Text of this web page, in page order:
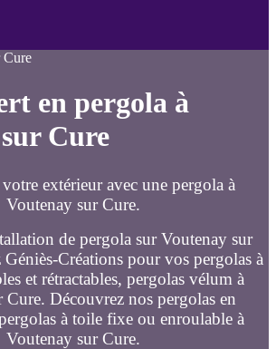
Cure
en pergola à
Cure
extérieur avec une pergola à
Voutenay sur Cure.
de pergola sur Voutenay sur
Géniès-Créations pour vos pergolas à
et rétractables, pergolas vélum à
Cure. Découvrez nos pergolas en
à toile fixe ou enroulable à
Voutenay sur Cure.